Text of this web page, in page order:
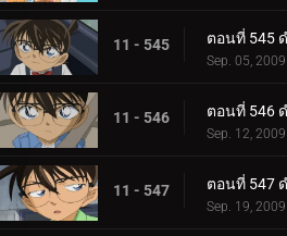
11 - 545
Sep. 05, 2009
11 - 546
Sep. 12, 2009
11 - 547
Sep. 19, 2009